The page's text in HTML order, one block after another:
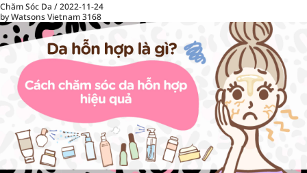
Chăm Sóc Da /2022-11-24
by Watsons Vietnam3168